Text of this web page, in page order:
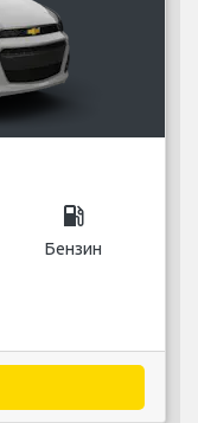
local_gas_station
Бензин